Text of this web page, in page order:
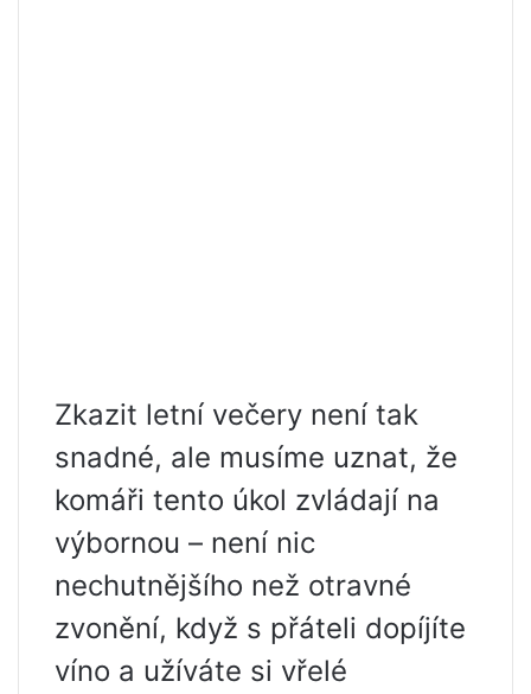
Zkazit letní večery není tak
snadné, ale musíme uznat, že
komáři tento úkol zvládají na
výbornou – není nic
nechutnějšího než otravné
zvonění, když s přáteli dopíjíte
víno a užíváte si vřelé